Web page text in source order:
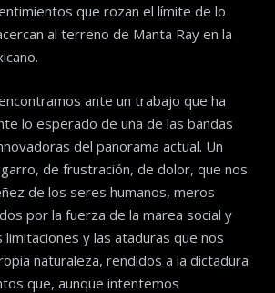
que rozan el límite de lo
al terreno de Manta Ray en la
ante un trabajo que ha
lo esperado de una de las bandas
del panorama actual. Un
de frustración, de dolor, que nos
de los seres humanos, meros
por la fuerza de la marea social y
y las ataduras que nos
naturaleza, rendidos a la dictadura
que, aunque intentemos